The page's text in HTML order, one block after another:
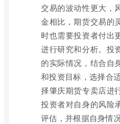
交易的波动性更大，
金相比，期货交易的
时也需要投资者付出
进行研究和分析。投
的实际情况，结合自
和投资目标，选择合
择肇庆期货专卖店进
投资者对自身的风险
评估，并根据自身情